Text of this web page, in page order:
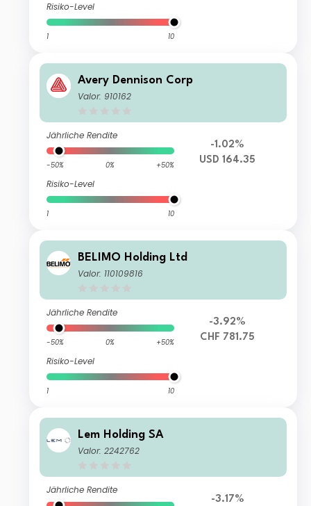
Risiko-Level
1 10
Avery Dennison Corp
Valor: 910162
Jährliche Rendite
-50% 0% +50%
Risiko-Level
1 10
-1.02%
USD 164.35
BELIMO Holding Ltd
Valor: 110109816
Jährliche Rendite
-50% 0% +50%
Risiko-Level
1 10
-3.92%
CHF 781.75
Lem Holding SA
Valor: 2242762
Jährliche Rendite
-3.17%